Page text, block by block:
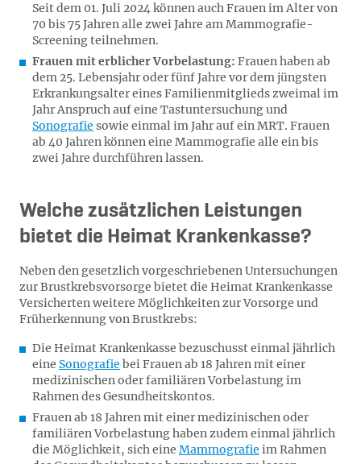
Seit dem 01. Juli 2024 können auch Frauen im Alter von
70 bis 75 Jahren alle zwei Jahre am Mammografie-
Screening teilnehmen.
Frauen mit erblicher Vorbelastung: Frauen haben ab
dem 25. Lebensjahr oder fünf Jahre vor dem jüngsten
Erkrankungsalter eines Familienmitglieds zweimal im
Jahr Anspruch auf eine Tastuntersuchung und
Sonografie sowie einmal im Jahr auf ein MRT. Frauen
ab 40 Jahren können eine Mammografie alle ein bis
zwei Jahre durchführen lassen.
Welche zusätzlichen Leistungen
bietet die Heimat Krankenkasse?
Neben den gesetzlich vorgeschriebenen Untersuchungen
zur Brustkrebsvorsorge bietet die Heimat Krankenkasse
Versicherten weitere Möglichkeiten zur Vorsorge und
Früherkennung von Brustkrebs:
Die Heimat Krankenkasse bezuschusst einmal jährlich
eine Sonografie bei Frauen ab 18 Jahren mit einer
medizinischen oder familiären Vorbelastung im
Rahmen des Gesundheitskontos.
Frauen ab 18 Jahren mit einer medizinischen oder
familiären Vorbelastung haben zudem einmal jährlich
die Möglichkeit, sich eine Mammografie im Rahmen